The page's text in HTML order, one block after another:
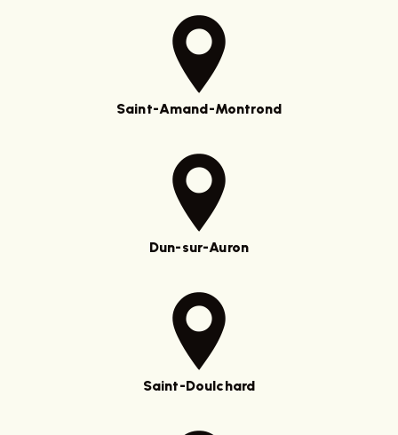
Saint-Amand-Montrond
Dun-sur-Auron
Saint-Doulchard